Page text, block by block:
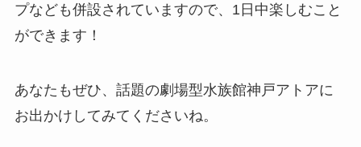
プなども併設されていますので、1日中楽しむこと
ができます！
あなたもぜひ、話題の劇場型水族館神戸アトアに
お出かけしてみてくださいね。